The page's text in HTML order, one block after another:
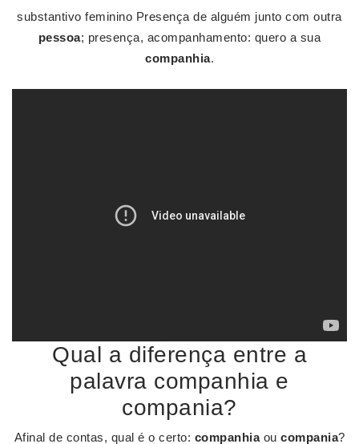
substantivo feminino Presença de alguém junto com outra
pessoa; presença, acompanhamento: quero a sua
companhia.
Qual a diferença entre a
palavra companhia e
compania?
Afinal de contas, qual é o certo: companhiaou compania?